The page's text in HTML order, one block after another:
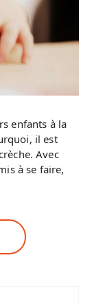
enfants à la
il est
Avec
à se faire,